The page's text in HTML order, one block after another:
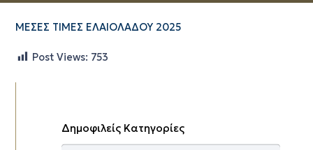
ΜΕΣΕΣ ΤΙΜΕΣ ΕΛΑΙΟΛΑΔΟΥ 2025
Post Views: 753
Δημοφιλείς Κατηγορίες